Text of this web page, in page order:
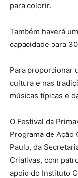
para colorir.
Também haverá
capacidade para
Para proporcionar
cultura e nas
músicas típicas e
O Festival da
Programa de Ação
Paulo, da
Criativas, com
apoio do Instituto